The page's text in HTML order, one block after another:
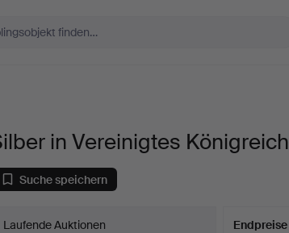
in Vereinigtes Königreich
Suche speichern
Laufende Auktionen
Endpreise